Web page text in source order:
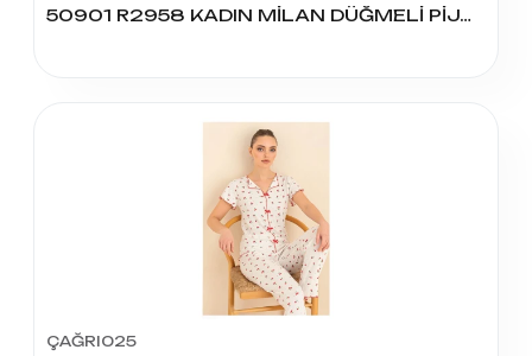
50901 R2958 KADIN MİLAN DÜĞMELİ PİJAMA TAKIM
ÇAĞRI025